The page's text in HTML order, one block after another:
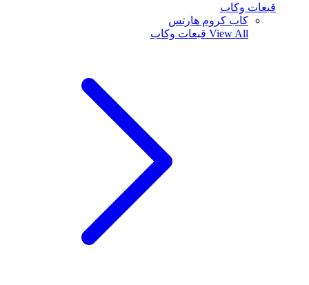
قبعات وكاب
كاب كروم هارتس
View All قبعات وكاب